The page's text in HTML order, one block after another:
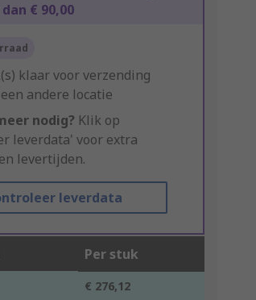
€ 90,00
klaar voor verzending
andere locatie
nodig? Klik op
leverdata' voor extra
levertijden.
leverdata
Per stuk
€ 276,12